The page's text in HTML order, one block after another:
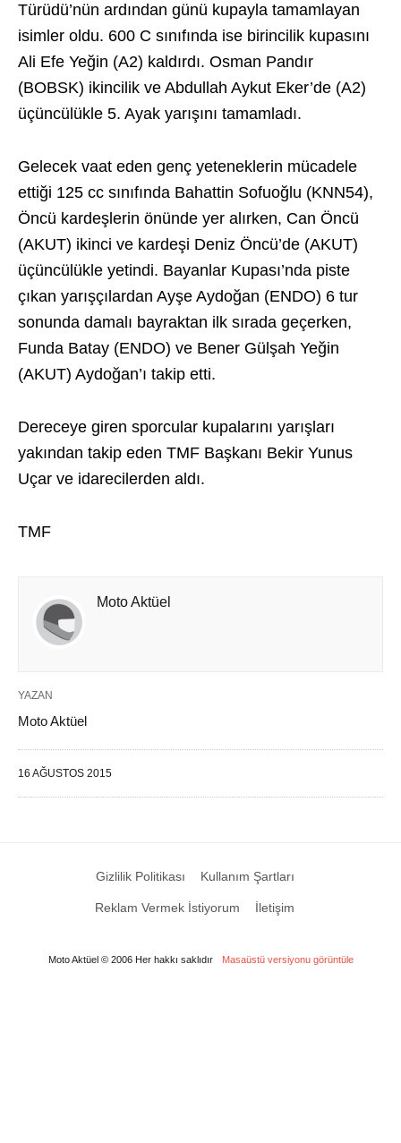
Türüdü’nün ardından günü kupayla tamamlayan
isimler oldu. 600 C sınıfında ise birincilik kupasını
Ali Efe Yeğin (A2) kaldırdı. Osman Pandır
(BOBSK) ikincilik ve Abdullah Aykut Eker’de (A2)
üçüncülükle 5. Ayak yarışını tamamladı.
Gelecek vaat eden genç yeteneklerin mücadele
ettiği 125 cc sınıfında Bahattin Sofuoğlu (KNN54),
Öncü kardeşlerin önünde yer alırken, Can Öncü
(AKUT) ikinci ve kardeşi Deniz Öncü’de (AKUT)
üçüncülükle yetindi. Bayanlar Kupası’nda piste
çıkan yarışçılardan Ayşe Aydoğan (ENDO) 6 tur
sonunda damalı bayraktan ilk sırada geçerken,
Funda Batay (ENDO) ve Bener Gülşah Yeğin
(AKUT) Aydoğan’ı takip etti.
Dereceye giren sporcular kupalarını yarışları
yakından takip eden TMF Başkanı Bekir Yunus
Uçar ve idarecilerden aldı.
TMF
Moto Aktüel
YAZAN
Moto Aktüel
16 AĞUSTOS 2015
Gizlilik Politikası Kullanım Şartları
Reklam Vermek İstiyorum İletişim
Moto Aktüel © 2006 Her hakkı saklıdır Masaüstü versiyonu görüntüle